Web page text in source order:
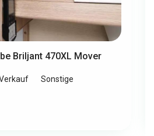
Briljant 470XL Mover
Sonstige